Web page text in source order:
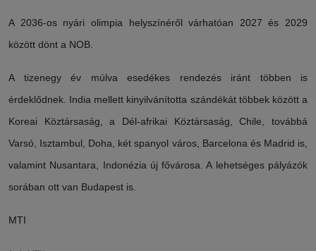
A 2036-os nyári olimpia helyszínéről várhatóan 2027 és 2029
között dönt a NOB.
A tizenegy év múlva esedékes rendezés iránt többen is
érdeklődnek. India mellett kinyilvánította szándékát többek között a
Koreai Köztársaság, a Dél-afrikai Köztársaság, Chile, továbbá
Varsó, Isztambul, Doha, két spanyol város, Barcelona és Madrid is,
valamint Nusantara, Indonézia új fővárosa. A lehetséges pályázók
sorában ott van Budapest is.
MTI